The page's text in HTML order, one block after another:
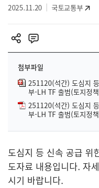
2025.11.20 국토교통부
첨부파일
251120(석간) 도심지
부-LH TF 출범(토지정
251120(석간) 도심지
부-LH TF 출범(토지정
도심지 등 신속 공급 위
도자료 내용입니다. 자
시기 바랍니다.